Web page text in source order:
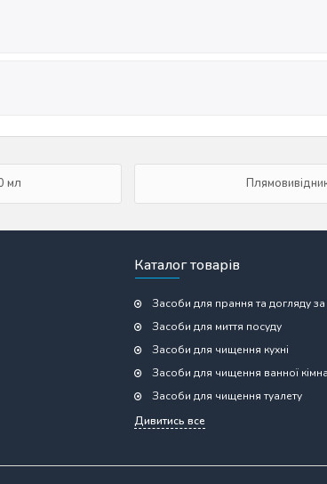
мл
Каталог товарів
Засоби для прання та догляду
Засоби для миття посуду
Засоби для чищення кухні
Засоби для чищення ванної
Засоби для чищення туалету
Дивитись все